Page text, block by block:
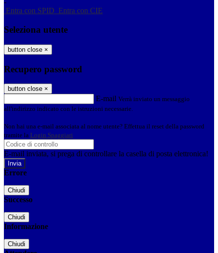
-
Entra con SPID Entra con CIE
Seleziona utente
button close ×
Recupero password
button close ×
E-mail Verrà inviato un messaggio
all'indirizzo indicato con le istruzioni necessarie.
Non hai una e-mail associata al nome utente? Effettua il reset della password
tramite la Login Spaggiari
E-mail inviata, si prega di controllare la casella di posta elettronica!
Errore
Chiudi
Successo
Chiudi
Informazione
Chiudi